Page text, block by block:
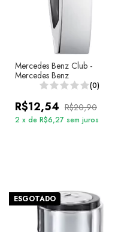
Mercedes Benz Club -
Mercedes Benz
(0)
R$12,54 R$20,90
2 x de R$6,27 sem juros
ESGOTADO